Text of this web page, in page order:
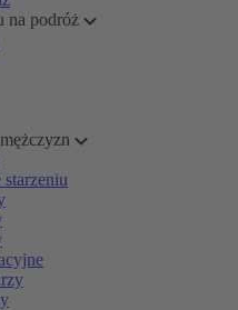
na podróż
starzeniu